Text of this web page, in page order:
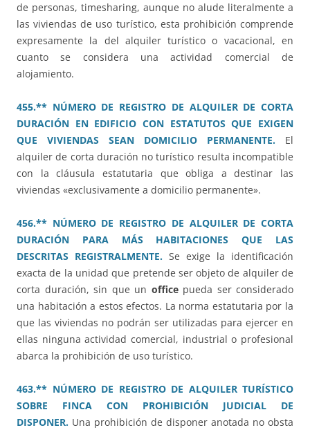
de personas, timesharing, aunque no alude literalmente a
las viviendas de uso turístico, esta prohibición comprende
expresamente la del alquiler turístico o vacacional, en
cuanto se considera una actividad comercial de
alojamiento.
455.** NÚMERO DE REGISTRO DE ALQUILER DE CORTA
DURACIÓN EN EDIFICIO CON ESTATUTOS QUE EXIGEN
QUE VIVIENDAS SEAN DOMICILIO PERMANENTE. El
alquiler de corta duración no turístico resulta incompatible
con la cláusula estatutaria que obliga a destinar las
viviendas «exclusivamente a domicilio permanente».
456.** NÚMERO DE REGISTRO DE ALQUILER DE CORTA
DURACIÓN PARA MÁS HABITACIONES QUE LAS
DESCRITAS REGISTRALMENTE. Se exige la identificación
exacta de la unidad que pretende ser objeto de alquiler de
corta duración, sin que un officepueda ser considerado
una habitación a estos efectos. La norma estatutaria por la
que las viviendas no podrán ser utilizadas para ejercer en
ellas ninguna actividad comercial, industrial o profesional
abarca la prohibición de uso turístico.
463.** NÚMERO DE REGISTRO DE ALQUILER TURÍSTICO
SOBRE FINCA CON PROHIBICIÓN JUDICIAL DE
DISPONER. Una prohibición de disponer anotada no obsta